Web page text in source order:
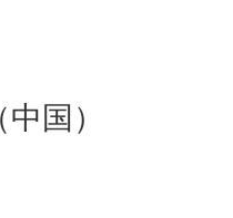
国）